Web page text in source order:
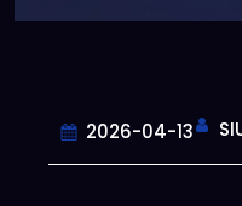
2026-04-13